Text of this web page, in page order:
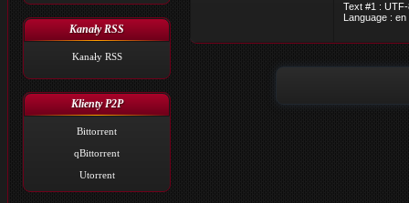
Kanały RSS
Kanały RSS
Klienty P2P
Bittorrent
qBittorrent
Utorrent
Text #1 :
Language : en